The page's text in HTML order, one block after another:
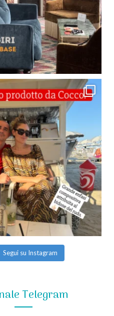
Segui su Instagram
Telegram